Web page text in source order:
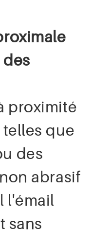
des
proximité
que
des
abrasif
l'émail
sans